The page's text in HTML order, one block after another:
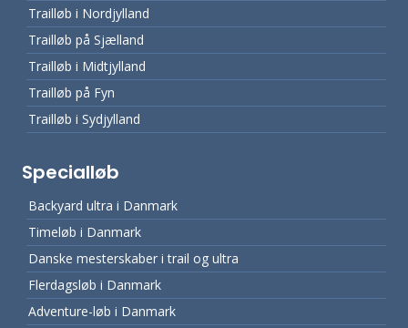
Trailløb i Nordjylland
Trailløb på Sjælland
Trailløb i Midtjylland
Trailløb på Fyn
Trailløb i Sydjylland
Specialløb
Backyard ultra i Danmark
Timeløb i Danmark
Danske mesterskaber i trail og ultra
Flerdagsløb i Danmark
Adventure-løb i Danmark